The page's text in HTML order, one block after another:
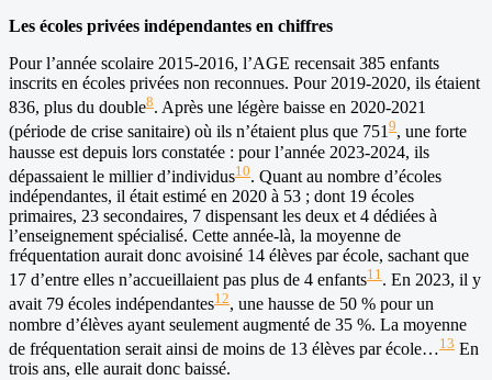
Les écoles privées indépendantes en chiffres
Pour l’année scolaire 2015-2016, l’AGE recensait 385 enfants
inscrits en écoles privées non reconnues. Pour 2019-2020, ils étaient
836, plus du double8. Après une légère baisse en 2020-2021
(période de crise sanitaire) où ils n’étaient plus que 7519, une forte
hausse est depuis lors constatée : pour l’année 2023-2024, ils
dépassaient le millier d’individus10. Quant au nombre d’écoles
indépendantes, il était estimé en 2020 à 53 ; dont 19 écoles
primaires, 23 secondaires, 7 dispensant les deux et 4 dédiées à
l’enseignement spécialisé. Cette année-là, la moyenne de
fréquentation aurait donc avoisiné 14 élèves par école, sachant que
17 d’entre elles n’accueillaient pas plus de 4 enfants11. En 2023, il y
avait 79 écoles indépendantes12, une hausse de 50 % pour un
nombre d’élèves ayant seulement augmenté de 35 %. La moyenne
de fréquentation serait ainsi de moins de 13 élèves par école…13 En
trois ans, elle aurait donc baissé.